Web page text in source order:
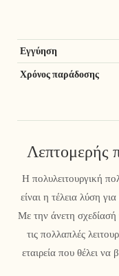
Εγγύηση
Χρόνος παράδοσης
Λεπτομερής
Η πολυλειτουργική
είναι η τέλεια λύση
Με την άνετη σχεδίασή
τις πολλαπλές
εταιρεία που θέλει να